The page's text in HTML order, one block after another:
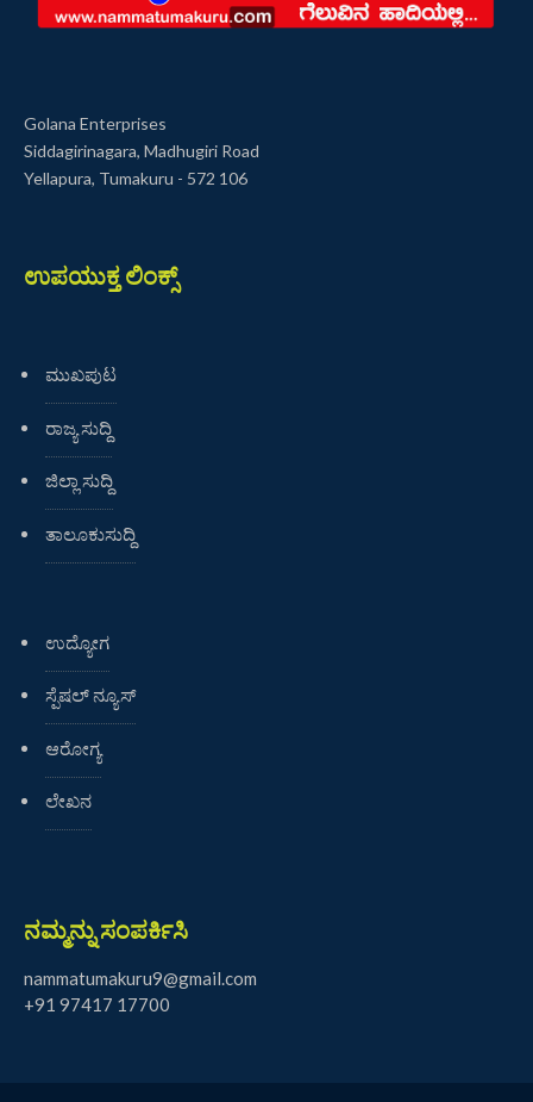
Golana Enterprises
Siddagirinagara, Madhugiri Road
Yellapura, Tumakuru - 572 106
ಉಪಯುಕ್ತ ಲಿಂಕ್ಸ್
ಮುಖಪುಟ
ರಾಜ್ಯ ಸುದ್ದಿ
ಜಿಲ್ಲಾ ಸುದ್ದಿ
ತಾಲೂಕುಸುದ್ದಿ
ಉದ್ಯೋಗ
ಸ್ಪೆಷಲ್ ನ್ಯೂಸ್
ಆರೋಗ್ಯ
ಲೇಖನ
ನಮ್ಮನ್ನು ಸಂಪರ್ಕಿಸಿ
nammatumakuru9@gmail.com
+91 97417 17700